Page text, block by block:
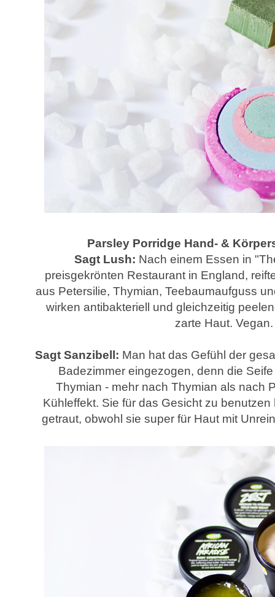
Parsley Porridge Hand- &
Sagt Lush: Nach einem Essen in
preisgekrönten Restaurant in England,
aus Petersilie, Thymian, Teebaumaufguss
wirken antibakteriell und gleichzeitig
zarte Haut. Vegan.
Sagt Sanzibell: Man hat das Gefühl der
Badezimmer eingezogen, denn die
Thymian - mehr nach Thymian als nach
Kühleffekt. Sie für das Gesicht zu
getraut, obwohl sie super für Haut mit